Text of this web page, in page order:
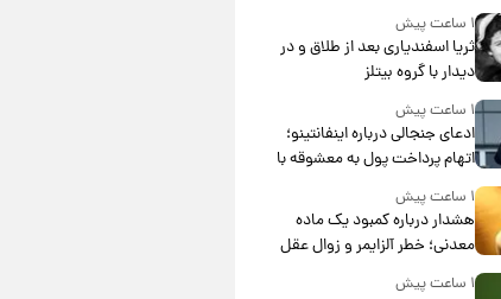
۱ ساعت پیش
ثریا اسفندیاری بعد از طلاق و در
دیدار با گروه بیتلز
۱ ساعت پیش
ادعای جنجالی درباره اینفانتینو؛
اتهام پرداخت پول به معشوقه با
درآمد یوفا
۱ ساعت پیش
هشدار درباره کمبود یک ماده
معدنی؛ خطر آلزایمر و زوال عقل
افزایش می‌یابد؟
۱ ساعت پیش